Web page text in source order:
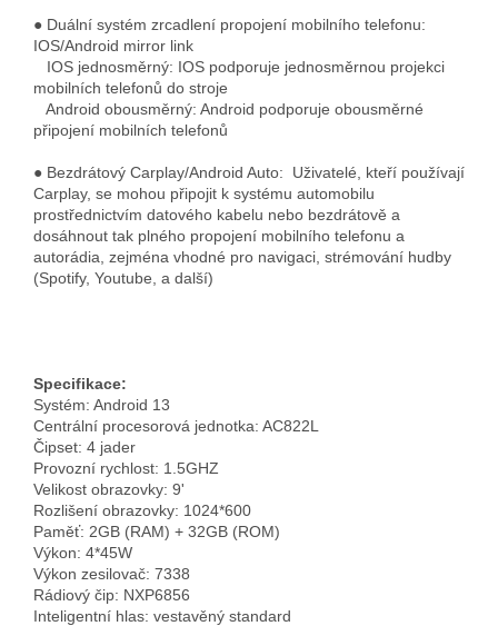
● Duální systém zrcadlení propojení mobilního telefonu:
IOS/Android mirror link
IOS jednosměrný: IOS podporuje jednosměrnou projekci
mobilních telefonů do stroje
Android obousměrný: Android podporuje obousměrné
připojení mobilních telefonů
● Bezdrátový Carplay/Android Auto: Uživatelé, kteří používají
Carplay, se mohou připojit k systému automobilu
prostřednictvím datového kabelu nebo bezdrátově a
dosáhnout tak plného propojení mobilního telefonu a
autorádia, zejména vhodné pro navigaci, strémování hudby
(Spotify, Youtube, a další)
Specifikace:
Systém: Android 13
Centrální procesorová jednotka: AC822L
Čipset: 4 jader
Provozní rychlost: 1.5GHZ
Velikost obrazovky: 9'
Rozlišení obrazovky: 1024*600
Paměť: 2GB (RAM) + 32GB (ROM)
Výkon: 4*45W
Výkon zesilovač: 7338
Rádiový čip: NXP6856
Inteligentní hlas: vestavěný standard